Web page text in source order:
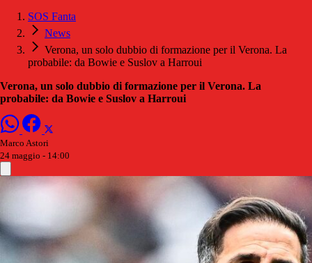
SOS Fanta
News
Verona, un solo dubbio di formazione per il Verona. La
probabile: da Bowie e Suslov a Harroui
Verona, un solo dubbio di formazione per il Verona. La
probabile: da Bowie e Suslov a Harroui
Marco Astori
24 maggio - 14:00